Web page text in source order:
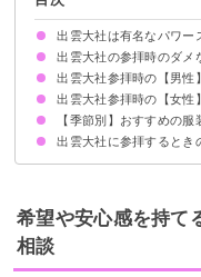
出雲大社は有名なパワー
出雲大社の参拝時のダメ
サンダル
ジーパンなどのラフな
ノースリーブなどの露
派手な色や柄
出雲大社参拝時の【男性
襟付きのシャツ・ポロ
スラックスやチノパン
スニーカーや革靴
出雲大社参拝時の【女性
ロングスカートやワン
ローヒールやスニーカー
【季節別】おすすめの服
男性の夏の参拝時のお
女性の夏の参拝時のお
男性の冬の参拝時のお
女性の冬の参拝時のお
出雲大社に参拝するとき
参拝前に手水舎で身を
参拝は二礼四拍手一礼
お賽銭は投げ入れない
希望や安心感を持て
相談